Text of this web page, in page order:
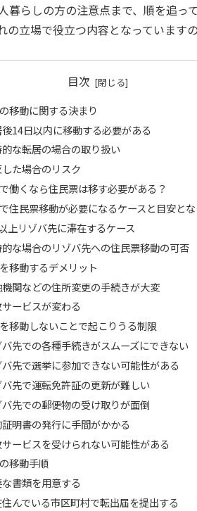
らしの方の注意点まで、順を追っ
立場で役立つ内容となっています
目次
移動に関する決まり
14日以内に移動する必要がある
な転居の場合の取り扱い
た場合のリスク
働くなら住民票は移す必要がある？
住民票移動が必要になるケースと目安と
上リゾバ先に滞在するケース
な場合のリゾバ先への住民票移動の可否
移動するデメリット
関などの住所変更の手続きが大変
ービスが変わる
移動しないことで起こりうる制限
バ先での各種手続きがスムーズにできない
バ先で選挙に参加できない可能性がある
バ先で運転免許証の更新が難しい
バ先での郵便物の受け取りが面倒
明書の発行に手間がかかる
ービスを受けられない可能性がある
移動手順
書類を用意する
んでいる市区町村で転出届を提出する